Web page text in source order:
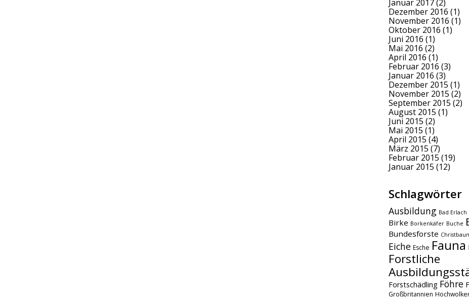
Januar 2017(2)
Dezember 2016 (1)
November 2016 (1)
Oktober 2016 (1)
Juni 2016 (1)
Mai 2016 (2)
April 2016 (1)
Februar 2016 (3)
Januar 2016 (3)
Dezember 2015 (1)
November 2015 (2)
September 2015 (2)
August 2015 (1)
Juni 2015 (2)
Mai 2015 (1)
April 2015 (4)
März 2015 (7)
Februar 2015 (19)
Januar 2015 (12)
Schlagwörter
Ausbildung Bad Erlach
Birke Borkenkäfer Buche
Bundesforste
Eiche Esche Fauna
Forstliche
Forstschädling Föhre
Großbritannien